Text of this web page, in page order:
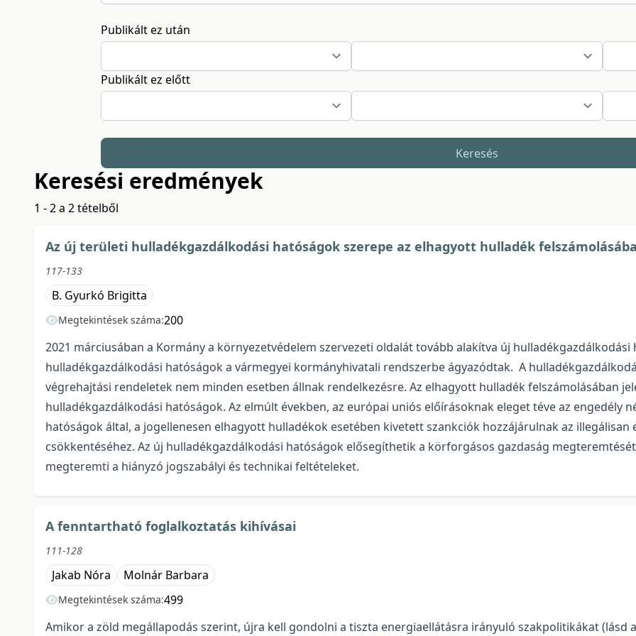
Publikált ez után
Publikált ez előtt
Keresés
Keresési eredmények
1 - 2 a 2 tételből
Az új területi hulladékgazdálkodási hatóságok szerepe az elhagyott hulladék
117-133
B. Gyurkó Brigitta
Megtekintések száma:200
2021 márciusában a Kormány a környezetvédelem szervezeti oldalát tovább alakítva új
hulladékgazdálkodási hatóságok a vármegyei kormányhivatali rendszerbe ágyazódtak. A
végrehajtási rendeletek nem minden esetben állnak rendelkezésre. Az elhagyott hulladék felszámolásában
hulladékgazdálkodási hatóságok. Az elmúlt években, az európai uniós előírásoknak eleget téve az engedély
hatóságok által, a jogellenesen elhagyott hulladékok esetében kivetett szankciók hozzájárulnak az
csökkentéséhez. Az új hulladékgazdálkodási hatóságok elősegíthetik a körforgásos gazdaság
megteremti a hiányzó jogszabályi és technikai feltételeket.
A fenntartható foglalkoztatás kihívásai
111-128
Jakab Nóra Molnár Barbara
Megtekintések száma:499
Amikor a zöld megállapodás szerint, újra kell gondolni a tiszta energiaellátásra irányuló szakpolitikákat (lásd